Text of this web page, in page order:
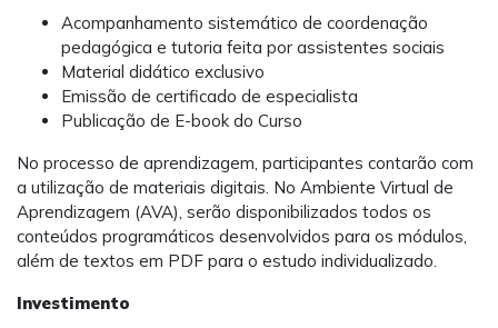
Acompanhamento sistemático de coordenação
pedagógica e tutoria feita por assistentes sociais
Material didático exclusivo
Emissão de certificado de especialista
Publicação de E-book do Curso
No processo de aprendizagem, participantes contarão com
a utilização de materiais digitais. No Ambiente Virtual de
Aprendizagem (AVA), serão disponibilizados todos os
conteúdos programáticos desenvolvidos para os módulos,
além de textos em PDF para o estudo individualizado.
Investimento